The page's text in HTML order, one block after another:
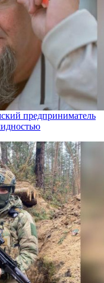
предприниматель